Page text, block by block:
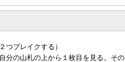
つブレイクする）
分の山札の上から１枚目を見る。その